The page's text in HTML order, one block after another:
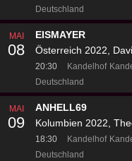
Deutschland
MAI
08
EISMAYER
Österreich 2022,
20:30 Kandelhof
Deutschland
MAI
09
ANHELL69
Kolumbien 2022,
18:30 Kandelhof
Deutschland